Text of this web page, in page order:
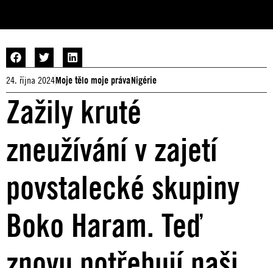
24. října 2024Moje tělo moje právaNigérie
Zažily kruté
zneužívání v zajetí
povstalecké skupiny
Boko Haram. Teď